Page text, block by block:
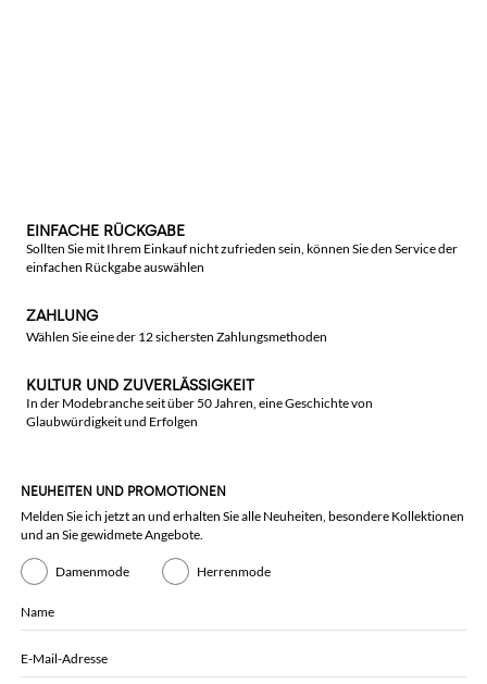
EINFACHE RÜCKGABE
Sollten Sie mit Ihrem Einkauf nicht zufrieden sein, können Sie den Service der
einfachen Rückgabe auswählen
ZAHLUNG
Wählen Sie eine der 12 sichersten Zahlungsmethoden
KULTUR UND ZUVERLÄSSIGKEIT
In der Modebranche seit über 50 Jahren, eine Geschichte von
Glaubwürdigkeit und Erfolgen
NEUHEITEN UND PROMOTIONEN
Melden Sie ich jetzt an und erhalten Sie alle Neuheiten, besondere Kollektionen
und an Sie gewidmete Angebote.
Damenmode Herrenmode
Name
E-Mail-Adresse